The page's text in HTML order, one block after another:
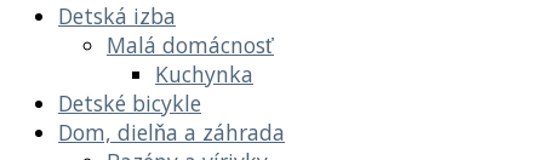
Detská izba
Malá domácnosť
Kuchynka
Detské bicykle
Dom, dielňa a záhrada